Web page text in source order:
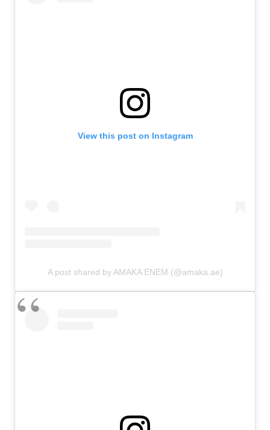
View this post on Instagram
A post shared by AMAKA ENEM (@amaka.ae)